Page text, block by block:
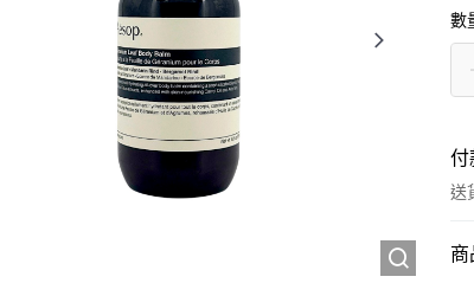
數
付
送
商